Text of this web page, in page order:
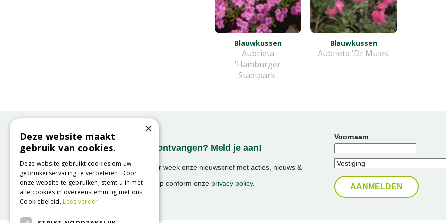
Blauwkussen
Aubrieta
'Hamburger
Stadtpark'
Blauwkussen
Aubrieta 'Dr Mules'
Onze nieuwsbrief ontvangen? Meld je aan!
Ontvang ongeveer 1x per week onze nieuwsbrief met acties, nieuws &
activiteiten!
We slaan uw gegevens op conform onze privacy policy.
Voornaam
×
Deze website maakt
gebruik van cookies.
Deze website gebruikt cookies om uw
gebruikerservaring te verbeteren. Door
onze website te gebruiken, stemt u in met
alle cookies in overeenstemming met ons
Cookiebeleid.Lees verder